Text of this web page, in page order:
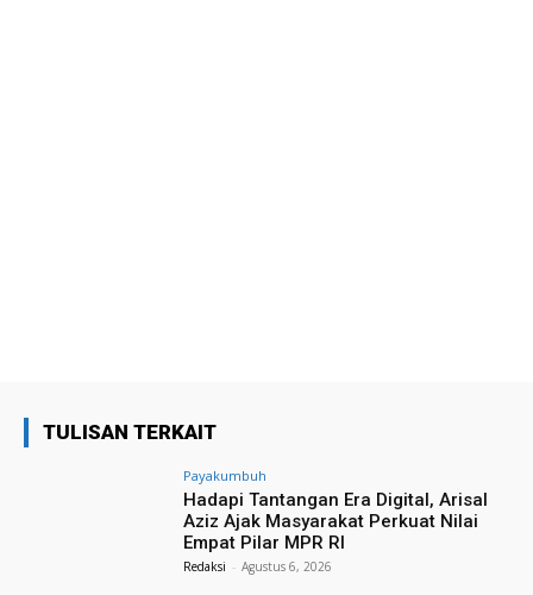
TULISAN TERKAIT
Payakumbuh
Hadapi Tantangan Era Digital, Arisal
Aziz Ajak Masyarakat Perkuat Nilai
Empat Pilar MPR RI
Redaksi - Agustus 6, 2026